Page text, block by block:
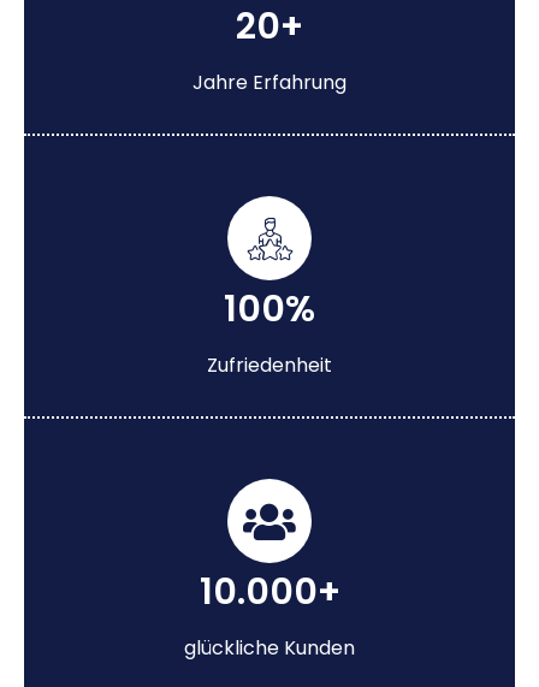
20+
Jahre Erfahrung
100%
Zufriedenheit
10.000+
glückliche Kunden